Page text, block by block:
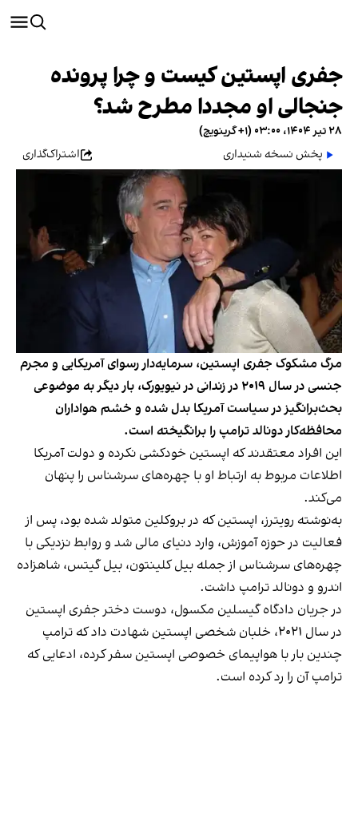
جفری اپستین کیست و چرا پرونده
جنجالی او مجددا مطرح شد؟
۲۸ تیر ۱۴۰۴، ۰۳:۰۰ (‎+۱ گرینویچ)
پخش نسخه شنیداری
اشتراک‌گذاری
مرگ مشکوک جفری اپستین، سرمایه‌دار رسوای آمریکایی و مجرم
جنسی در سال ۲۰۱۹ در زندانی در نیویورک، بار دیگر به موضوعی
بحث‌برانگیز در سیاست آمریکا بدل شده و خشم هواداران
محافظه‌کار دونالد ترامپ را برانگیخته است.
این افراد معتقدند که اپستین خودکشی نکرده و دولت آمریکا
اطلاعات مربوط به ارتباط او با چهره‌های سرشناس را پنهان
می‌کند.
به‌نوشته رویترز، اپستین که در بروکلین متولد شده بود، پس از
فعالیت در حوزه آموزش، وارد دنیای مالی شد و روابط نزدیکی با
چهره‌های سرشناس از جمله بیل کلینتون، بیل گیتس، شاهزاده
اندرو و دونالد ترامپ داشت.
در جریان دادگاه گیسلین مکسول، دوست دختر جفری اپستین
در سال ۲۰۲۱، خلبان شخصی اپستین شهادت داد که ترامپ
چندین بار با هواپیمای خصوصی اپستین سفر کرده، ادعایی که
ترامپ آن را رد کرده است.